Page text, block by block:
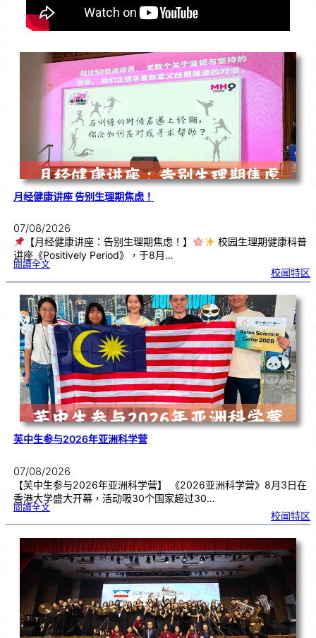
月经健康讲座 告别生理期焦虑！
07/08/2026
【月经健康讲座：告别生理期焦虑！】
校园生理期健康科普
讲座《Positively Period》，于8月…
閱讀全文:月
康
座
告
别
生
理
期
焦
虑
！
校闻特区
芙中生参与2026年亚洲科学营
07/08/2026
【芙中生参与2026年亚洲科学营】 《2026亚洲科学营》8月3日在
香港大学盛大开幕，活动吸30个国家超过30…
閱讀全文:芙
参
2
0
2
6
年
亚
洲科
校闻特区